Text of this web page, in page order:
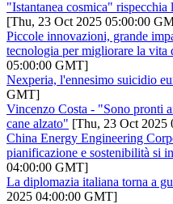
"Istantanea cosmica"
[Thu, 23 Oct 2025 05:00:00
Piccole innovazioni, grande
tecnologia per migliorare la vita
05:00:00 GMT]
Nexperia, l'ennesimo suicidio
GMT]
Vincenzo Costa - "Sono pronti
cane alzato" [Thu, 23 Oct 2025
China Energy Engineering
pianificazione e sostenibilità si
04:00:00 GMT]
La diplomazia italiana torna a
2025 04:00:00 GMT]